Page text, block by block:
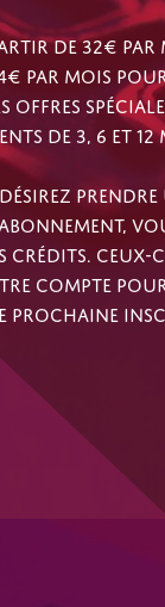
DE 32€
PAR MOIS
DE 3, 6 ET 12
PRENDRE
CRÉDITS. CEUX-
COMPTE
PROCHAINE